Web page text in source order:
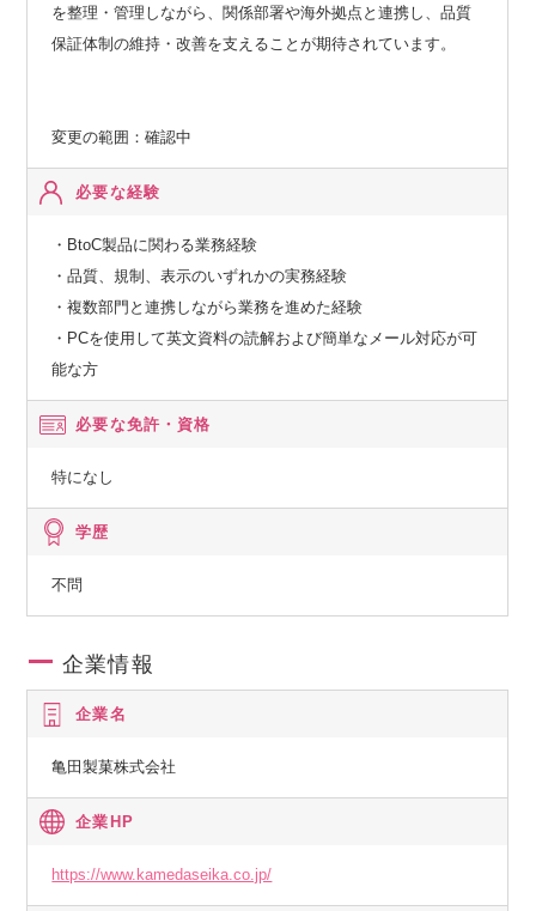
を整理・管理しながら、関係部署や海外拠点と連携し、品質
保証体制の維持・改善を支えることが期待されています。
変更の範囲：確認中
必要な経験
・BtoC製品に関わる業務経験
・品質、規制、表示のいずれかの実務経験
・複数部門と連携しながら業務を進めた経験
・PCを使用して英文資料の読解および簡単なメール対応が可
能な方
必要な免許・資格
特になし
学歴
不問
企業情報
企業名
亀田製菓株式会社
企業HP
https://www.kamedaseika.co.jp/